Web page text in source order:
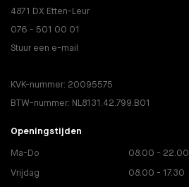
4871 DX Etten-Leur
076 - 501 00 01
Stuur een e-mail
KVK-nummer: 20095575
BTW-nummer: NL8131.42.799.B01
Openingstijden
Ma-Do 08.00 - 22.00
Vrijdag 08.00 - 17.30